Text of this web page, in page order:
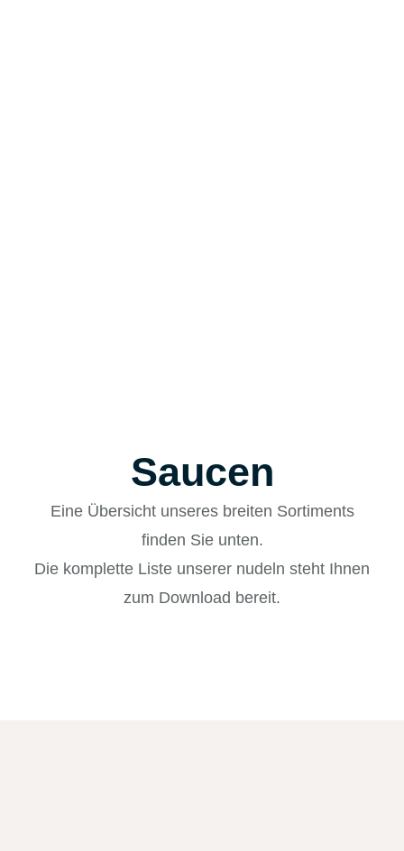
Saucen
Eine Übersicht unseres breiten Sortiments
finden Sie unten.
Die komplette Liste unserer nudeln steht Ihnen
zum Download bereit.